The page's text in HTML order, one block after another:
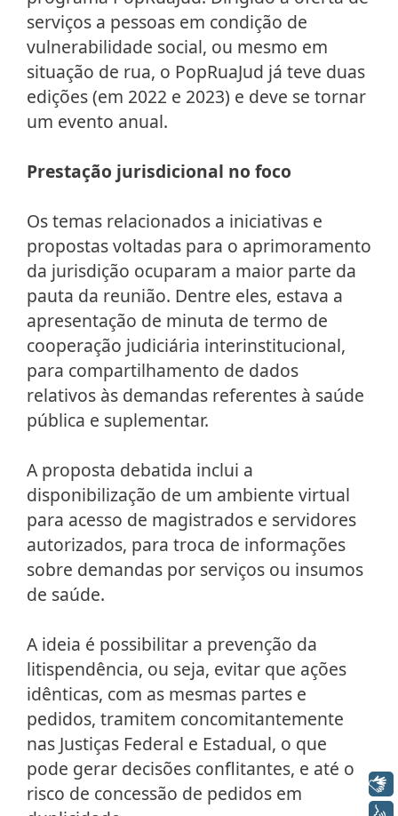
serviços a pessoas em condição de
vulnerabilidade social, ou mesmo em
situação de rua, o PopRuaJud já teve duas
edições (em 2022 e 2023) e deve se tornar
um evento anual.
Prestação jurisdicional no foco
Os temas relacionados a iniciativas e
propostas voltadas para o aprimoramento
da jurisdição ocuparam a maior parte da
pauta da reunião. Dentre eles, estava a
apresentação de minuta de termo de
cooperação judiciária interinstitucional,
para compartilhamento de dados
relativos às demandas referentes à saúde
pública e suplementar.
A proposta debatida inclui a
disponibilização de um ambiente virtual
para acesso de magistrados e servidores
autorizados, para troca de informações
sobre demandas por serviços ou insumos
de saúde.
A ideia é possibilitar a prevenção da
litispendência, ou seja, evitar que ações
idênticas, com as mesmas partes e
pedidos, tramitem concomitantemente
nas Justiças Federal e Estadual, o que
pode gerar decisões conflitantes, e até o
risco de concessão de pedidos em